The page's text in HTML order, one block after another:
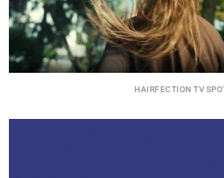
HAIRFECTION TV